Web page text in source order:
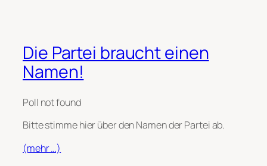
Die Partei braucht einen
Namen!
Poll not found
Bitte stimme hier über den Namen der Partei ab.
(mehr …)